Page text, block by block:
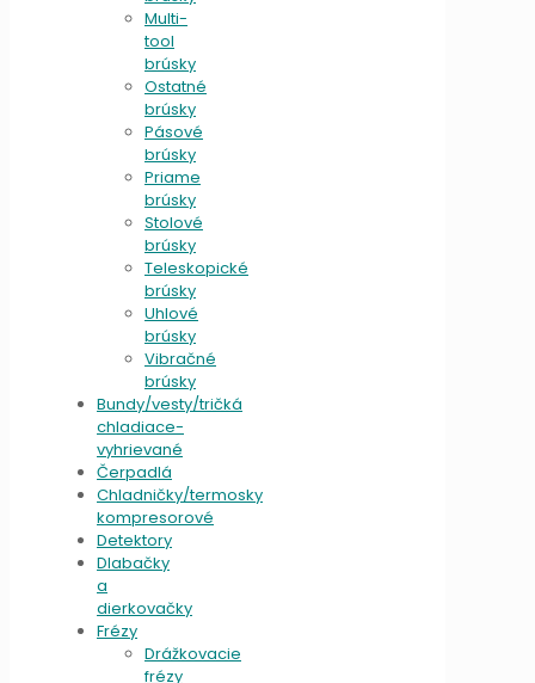
Multi-
tool
brúsky
Ostatné
brúsky
Pásové
brúsky
Priame
brúsky
Stolové
brúsky
Teleskopické
brúsky
Uhlové
brúsky
Vibračné
brúsky
Bundy/vesty/tričká
chladiace-
vyhrievané
Čerpadlá
Chladničky/termosky
kompresorové
Detektory
Dlabačky
a
dierkovačky
Frézy
Drážkovacie
frézy